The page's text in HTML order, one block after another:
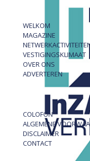
WELKOM
MAGAZINE
VESTIGINGSKLIMAAT
OVER ONS
ADVERTEREN
COLOFON
ALGEMENE
DISCLAIMER
CONTACT